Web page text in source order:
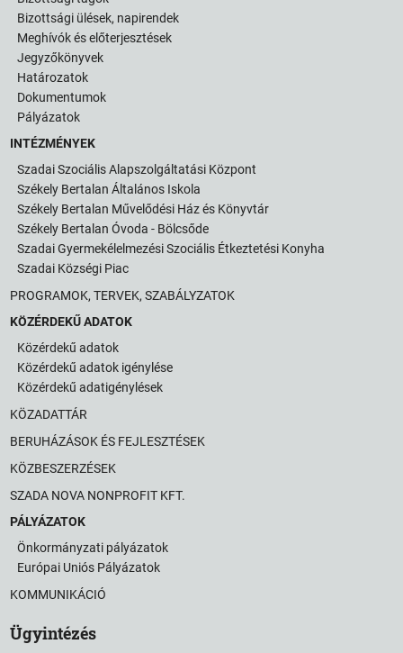
Bizottsági ülések, napirendek
Meghívók és előterjesztések
Jegyzőkönyvek
Határozatok
Dokumentumok
Pályázatok
INTÉZMÉNYEK
Szadai Szociális Alapszolgáltatási Központ
Székely Bertalan Általános Iskola
Székely Bertalan Művelődési Ház és Könyvtár
Székely Bertalan Óvoda - Bölcsőde
Szadai Gyermekélelmezési Szociális Étkeztetési Konyha
Szadai Községi Piac
PROGRAMOK, TERVEK, SZABÁLYZATOK
KÖZÉRDEKŰ ADATOK
Közérdekű adatok
Közérdekű adatok igénylése
Közérdekű adatigénylések
KÖZADATTÁR
BERUHÁZÁSOK ÉS FEJLESZTÉSEK
KÖZBESZERZÉSEK
SZADA NOVA NONPROFIT KFT.
PÁLYÁZATOK
Önkormányzati pályázatok
Európai Uniós Pályázatok
KOMMUNIKÁCIÓ
Ügyintézés